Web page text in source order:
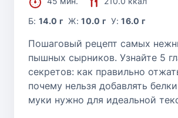
Б:14.0 г Ж:10.0 г У:16.0 г
Пошаговый рецепт самых
пышных сырников. Узнайте 5
секретов: как правильно
почему нельзя добавлять
муки нужно для идеальной